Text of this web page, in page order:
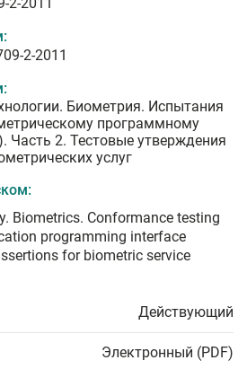
2-2011
Биометрия. Испытания
программному
Часть 2. Тестовые утверждения
услуг
Biometrics. Conformance testing
programming interface
for biometric service
Действующий
Электронный (PDF)